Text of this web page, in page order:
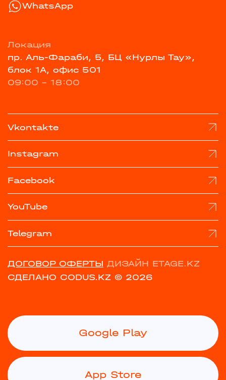
WhatsApp
Локация
пр. Аль-Фараби, 5, БЦ «Нурлы Тау»,
блок 1А, офис 501
09:00 - 18:00
Vkontakte
Instagram
Facebook
YouTube
Telegram
ДОГОВОР ОФЕРТЫ ДИЗАЙН ETAGE.KZ
СДЕЛАНО CODUS.KZ © 2026
Google Play
App Store